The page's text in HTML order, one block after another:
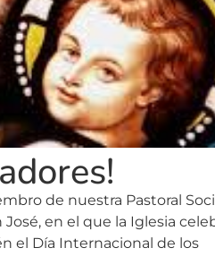
de nuestra Pastoral
en el que la Iglesia
el Día Internacional de los